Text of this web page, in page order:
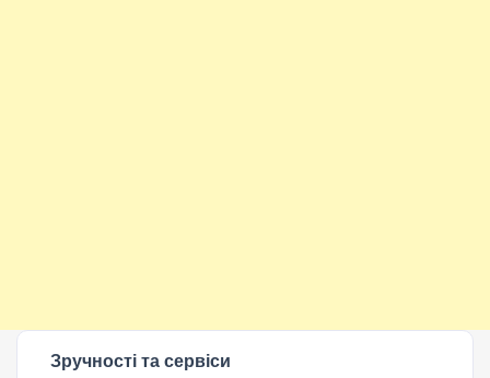
Зручності та сервіси